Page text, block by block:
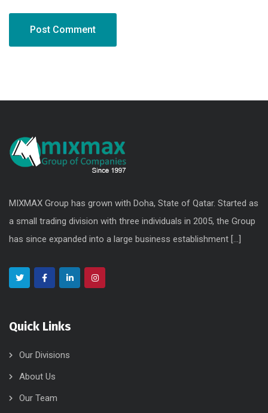
MIXMAX Group has grown with Doha, State of Qatar. Started as
a small trading division with three individuals in 2005, the Group
has since expanded into a large business establishment [...]
Quick Links
Our Divisions
About Us
Our Team